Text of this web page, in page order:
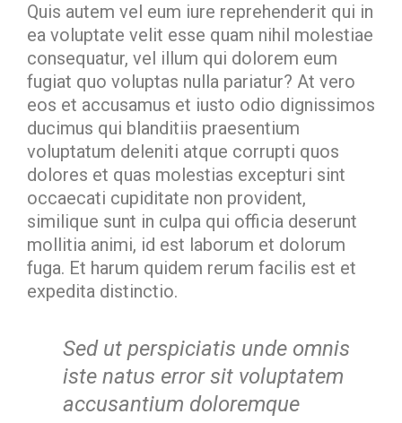
Quis autem vel eum iure reprehenderit qui in
ea voluptate velit esse quam nihil molestiae
consequatur, vel illum qui dolorem eum
fugiat quo voluptas nulla pariatur? At vero
eos et accusamus et iusto odio dignissimos
ducimus qui blanditiis praesentium
voluptatum deleniti atque corrupti quos
dolores et quas molestias excepturi sint
occaecati cupiditate non provident,
similique sunt in culpa qui officia deserunt
mollitia animi, id est laborum et dolorum
fuga. Et harum quidem rerum facilis est et
expedita distinctio.
Sed ut perspiciatis unde omnis
iste natus error sit voluptatem
accusantium doloremque